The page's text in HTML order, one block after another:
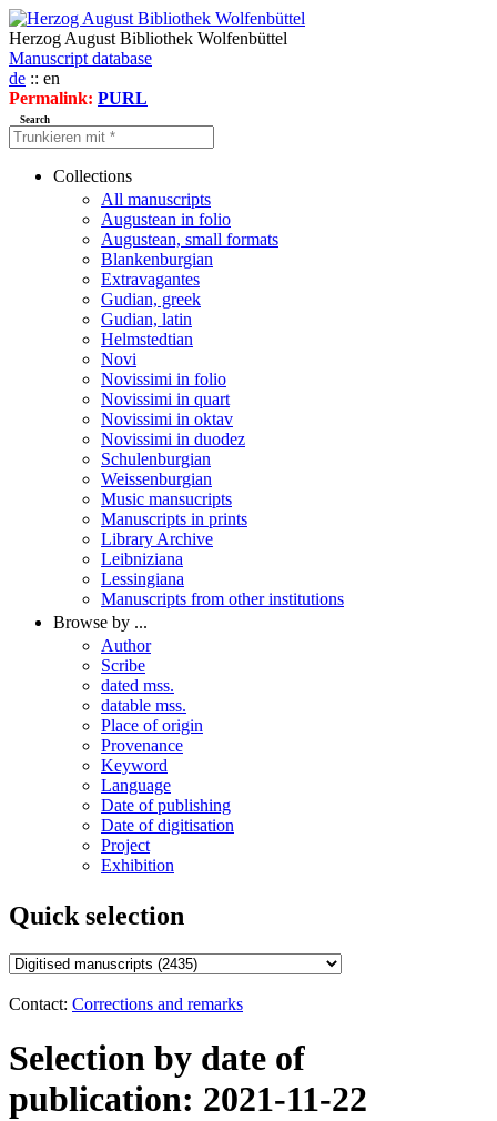
Herzog August Bibliothek Wolfenbüttel
Manuscript database
de :: en
Permalink: PURL
Search
Collections
All manuscripts
Augustean in folio
Augustean, small formats
Blankenburgian
Extravagantes
Gudian, greek
Gudian, latin
Helmstedtian
Novi
Novissimi in folio
Novissimi in quart
Novissimi in oktav
Novissimi in duodez
Schulenburgian
Weissenburgian
Music mansucripts
Manuscripts in prints
Library Archive
Leibniziana
Lessingiana
Manuscripts from other institutions
Browse by ...
Author
Scribe
dated mss.
datable mss.
Place of origin
Provenance
Keyword
Language
Date of publishing
Date of digitisation
Project
Exhibition
Quick selection
Contact: Corrections and remarks
Selection by date of
publication: 2021-11-22